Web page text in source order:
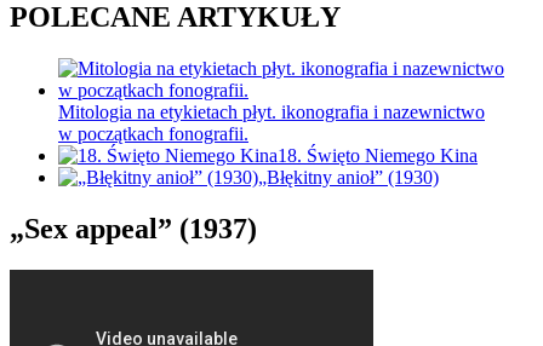
POLECANE ARTYKUŁY
Mitologia na etykietach płyt. ikonografia i nazewnictwo
w początkach fonografii.
18. Święto Niemego Kina
„Błękitny anioł” (1930)
„Sex appeal” (1937)